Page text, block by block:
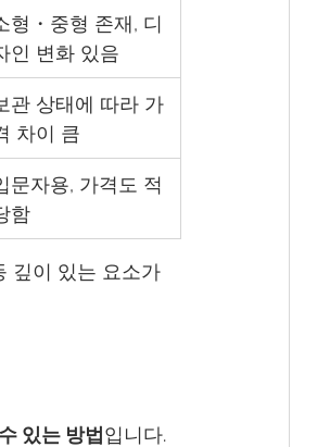
형・중형 존재, 디
인 변화 있음
관 상태에 따라 가
차이 큼
문자용, 가격도 적
함
깊이 있는 요소가
있는 방법입니다.